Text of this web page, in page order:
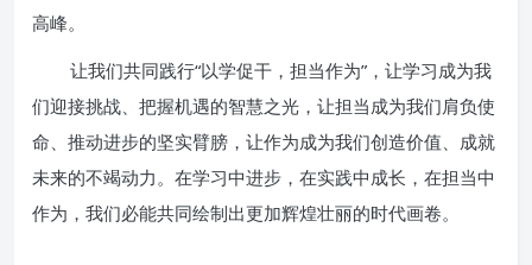
高峰。
让我们共同践行“以学促干，担当作为”，让学习成为我
们迎接挑战、把握机遇的智慧之光，让担当成为我们肩负使
命、推动进步的坚实臂膀，让作为成为我们创造价值、成就
未来的不竭动力。在学习中进步，在实践中成长，在担当中
作为，我们必能共同绘制出更加辉煌壮丽的时代画卷。